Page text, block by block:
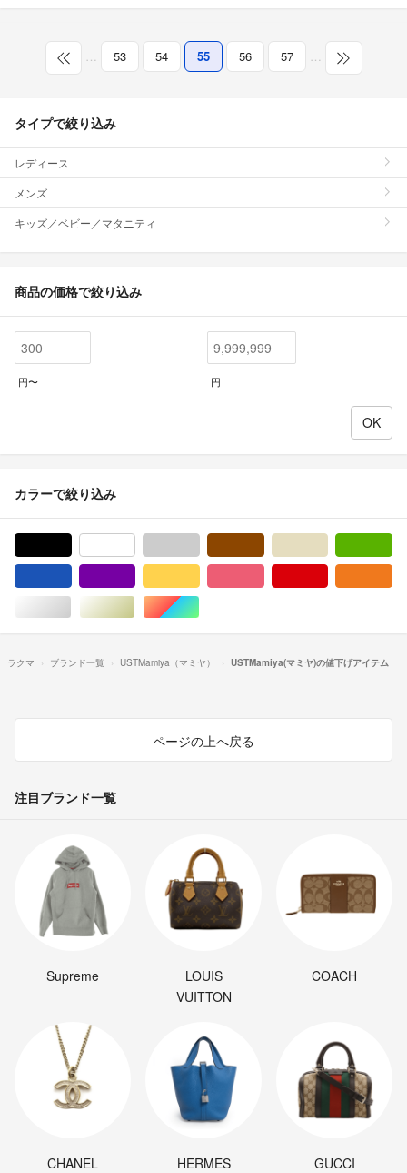
… 53 54 55 56 57 …
タイプで絞り込み
レディース
メンズ
キッズ／ベビー／マタニティ
商品の価格で絞り込み
円〜 円
カラーで絞り込み
シルバー/銀色系ゴールド/金色系マルチカラー
ラクマ ブランド一覧 USTMamiya（マミヤ） USTMamiya(マミヤ)の値下げアイテム
ページの上へ戻る
注目ブランド一覧
Supreme
LOUIS
VUITTON
COACH
CHANEL HERMES GUCCI